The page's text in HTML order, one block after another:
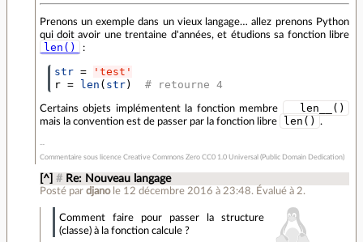
Prenons un exemple dans un vieux langage… allez prenons Python
qui doit avoir une trentaine d'années, et étudions sa fonction libre
len() :
str =
'test'
r = len ( str) # retourne 4
Certains objets implémentent la fonction membre __len__()
mais la convention est de passer par la fonction libre len() .
Commentaire sous licence Creative Commons Zero CC0 1.0 Universal (Public Domain Dedication)
[^] # Re: Nouveau langage
Posté par djano le 12 décembre 2016 à 23:48. Évalué à 2.
Comment faire pour passer la structure
(classe) à la fonction calcule ?